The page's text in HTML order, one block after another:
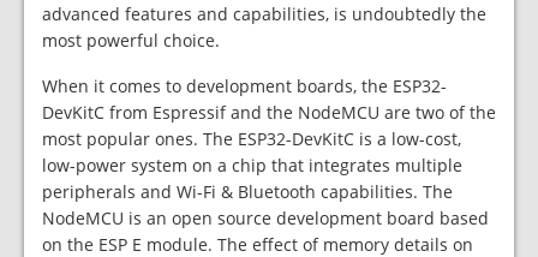
advanced features and capabilities, is undoubtedly the
most powerful choice.
When it comes to development boards, the ESP32-
DevKitC from Espressif and the NodeMCU are two of the
most popular ones. The ESP32-DevKitC is a low-cost,
low-power system on a chip that integrates multiple
peripherals and Wi-Fi & Bluetooth capabilities. The
NodeMCU is an open source development board based
on the ESP E module. The effect of memory details on